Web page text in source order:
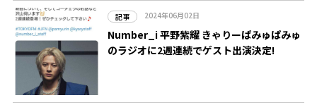
記事 2024年06月02日
Number_i 平野紫耀 きゃりーぱみゅぱみゅ
のラジオに2週連続でゲスト出演決定!